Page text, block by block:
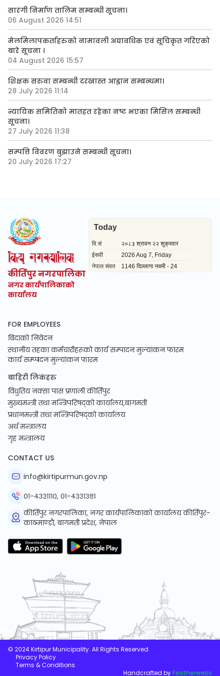
सारंगी निर्माण तालिम सम्बन्धी सूचना।
06 August 2026 14:51
मेलमिलापकर्ताहरुको नामावली अद्यावधिक एवं सूचिकृत गरिएको
बारे सूचना ।
04 August 2026 15:57
शिक्षक सरुवा सम्बन्धी दरखास्त आह्वान सम्बन्धमा।
28 July 2026 11:14
न्यायिक समितिको मातहत रहेका नष्ट भएका मिसिल सम्बन्धी
सूचना।
27 July 2026 11:38
सम्पत्ति विवरण बुझाउने सम्बन्धी सूचना।
20 July 2026 17:27
कीर्तिपुर नगरपालिका
नगर कार्यपालिकाको
कार्यालय
FOR EMPLOYEES
बिदाको निवेदन
स्थानीय तहका कर्मचारीहरूको कार्य सम्पादन मुल्यांकन फारम
कार्य सम्प्पदन मुल्यांकन फारम
बाहिरी लिकंहरु
विधुतिय नक्सा पास प्रणाली कीर्तिपुर
मुख्यमन्त्री तथा मन्त्रिपरिषद्को कार्यालय,बागमती
प्रधानमन्त्री तथा मन्त्रिपरिषद्को कार्यालय
अर्थ मन्त्रालय
गृह मन्त्रालय
CONTACT US
info@kirtipurmun.gov.np
०१-४३३१११०, ०१-४३३१३८१
कीर्तिपुर नगरपालिका, नगर कार्यपालिकाको कार्यालय कीर्तिपुर-
काठमाण्डौ, बागमती प्रदेश, नेपाल
© 2024 Kirtipur Municipality. All Rights Reserved.
Privacy Policy
Terms & Conditions
Handcrafted byFeatherwebs